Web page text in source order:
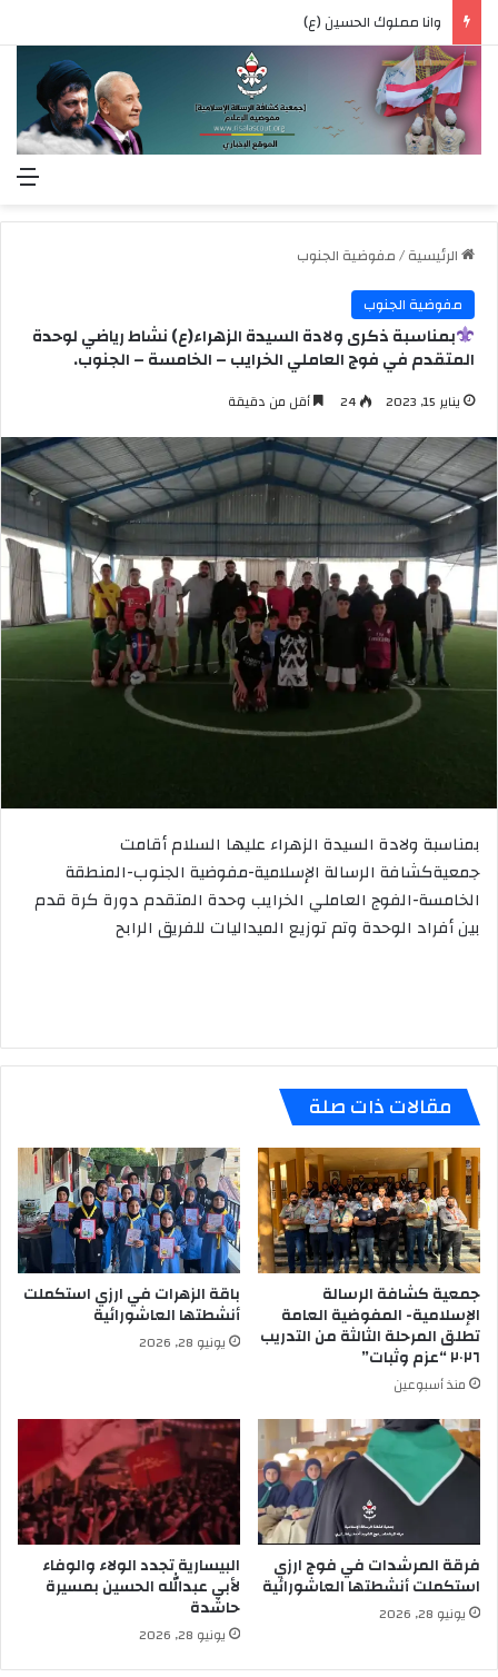
وانا مملوك الحسين (ع)
الرئيسية/مفوضية الجنوب
مفوضية الجنوب
بمناسبة ذكرى ولادة السيدة الزهراء(ع) نشاط رياضي لوحدة
المتقدم في فوج العاملي الخرايب – الخامسة – الجنوب.
يناير 15, 2023 24 أقل من دقيقة
بمناسبة ولادة السيدة الزهراء عليها السلام أقامت
جمعيةكشافة الرسالة الإسلامية-مفوضية الجنوب-المنطقة
الخامسة-الفوج العاملي الخرايب وحدة المتقدم دورة كرة قدم
بين أفراد الوحدة وتم توزيع الميداليات للفريق الرابح
مقالات ذات صلة
جمعية كشافة الرسالة
الإسلامية- المفوضية العامة
تطلق المرحلة الثالثة من التدريب
٢٠٢٦ “عزم وثبات”
منذ أسبوعين
باقة الزهرات في ارزي استكملت
أنشطتها العاشورائية
يونيو 28, 2026
فرقة المرشدات في فوج ارزي
استكملت أنشطتها العاشورائية
يونيو 28, 2026
البيسارية تجدد الولاء والوفاء
لأبي عبدالله الحسين بمسيرة
حاشدة
يونيو 28, 2026